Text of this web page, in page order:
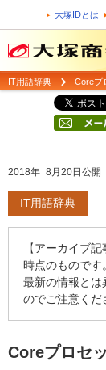
大塚IDとは
IT用語辞典 Coreプ
2018年 8月20日公開
IT用語辞典
【アーカイブ
時点のものです。
最新の情報とは
のでご注意くだ
Coreプロセ